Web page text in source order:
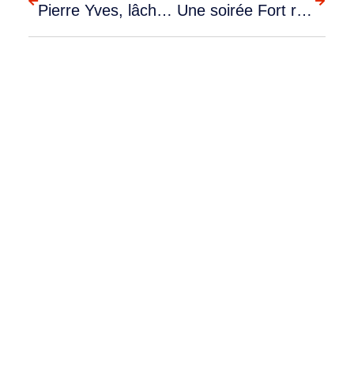
Pierre Yves, lâché solo ! Une soirée Fort réussite !